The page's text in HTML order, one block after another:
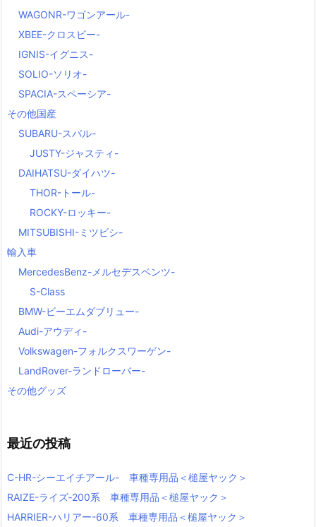
WAGONR-ワゴンアール-
XBEE-クロスビー-
IGNIS-イグニス-
SOLIO-ソリオ-
SPACIA-スペーシア-
その他国産
SUBARU-スバル-
JUSTY-ジャスティ-
DAIHATSU-ダイハツ-
THOR-トール-
ROCKY-ロッキー-
MITSUBISHI-ミツビシ-
輸入車
MercedesBenz-メルセデスベンツ-
S-Class
BMW-ビーエムダブリュー-
Audi-アウディ-
Volkswagen-フォルクスワーゲン-
LandRover-ランドローバー-
その他グッズ
最近の投稿
C-HR-シーエイチアール- 車種専用品＜槌屋ヤック＞
RAIZE-ライズ‐200系 車種専用品＜槌屋ヤック＞
HARRIER-ハリアー-60系 車種専用品＜槌屋ヤック＞